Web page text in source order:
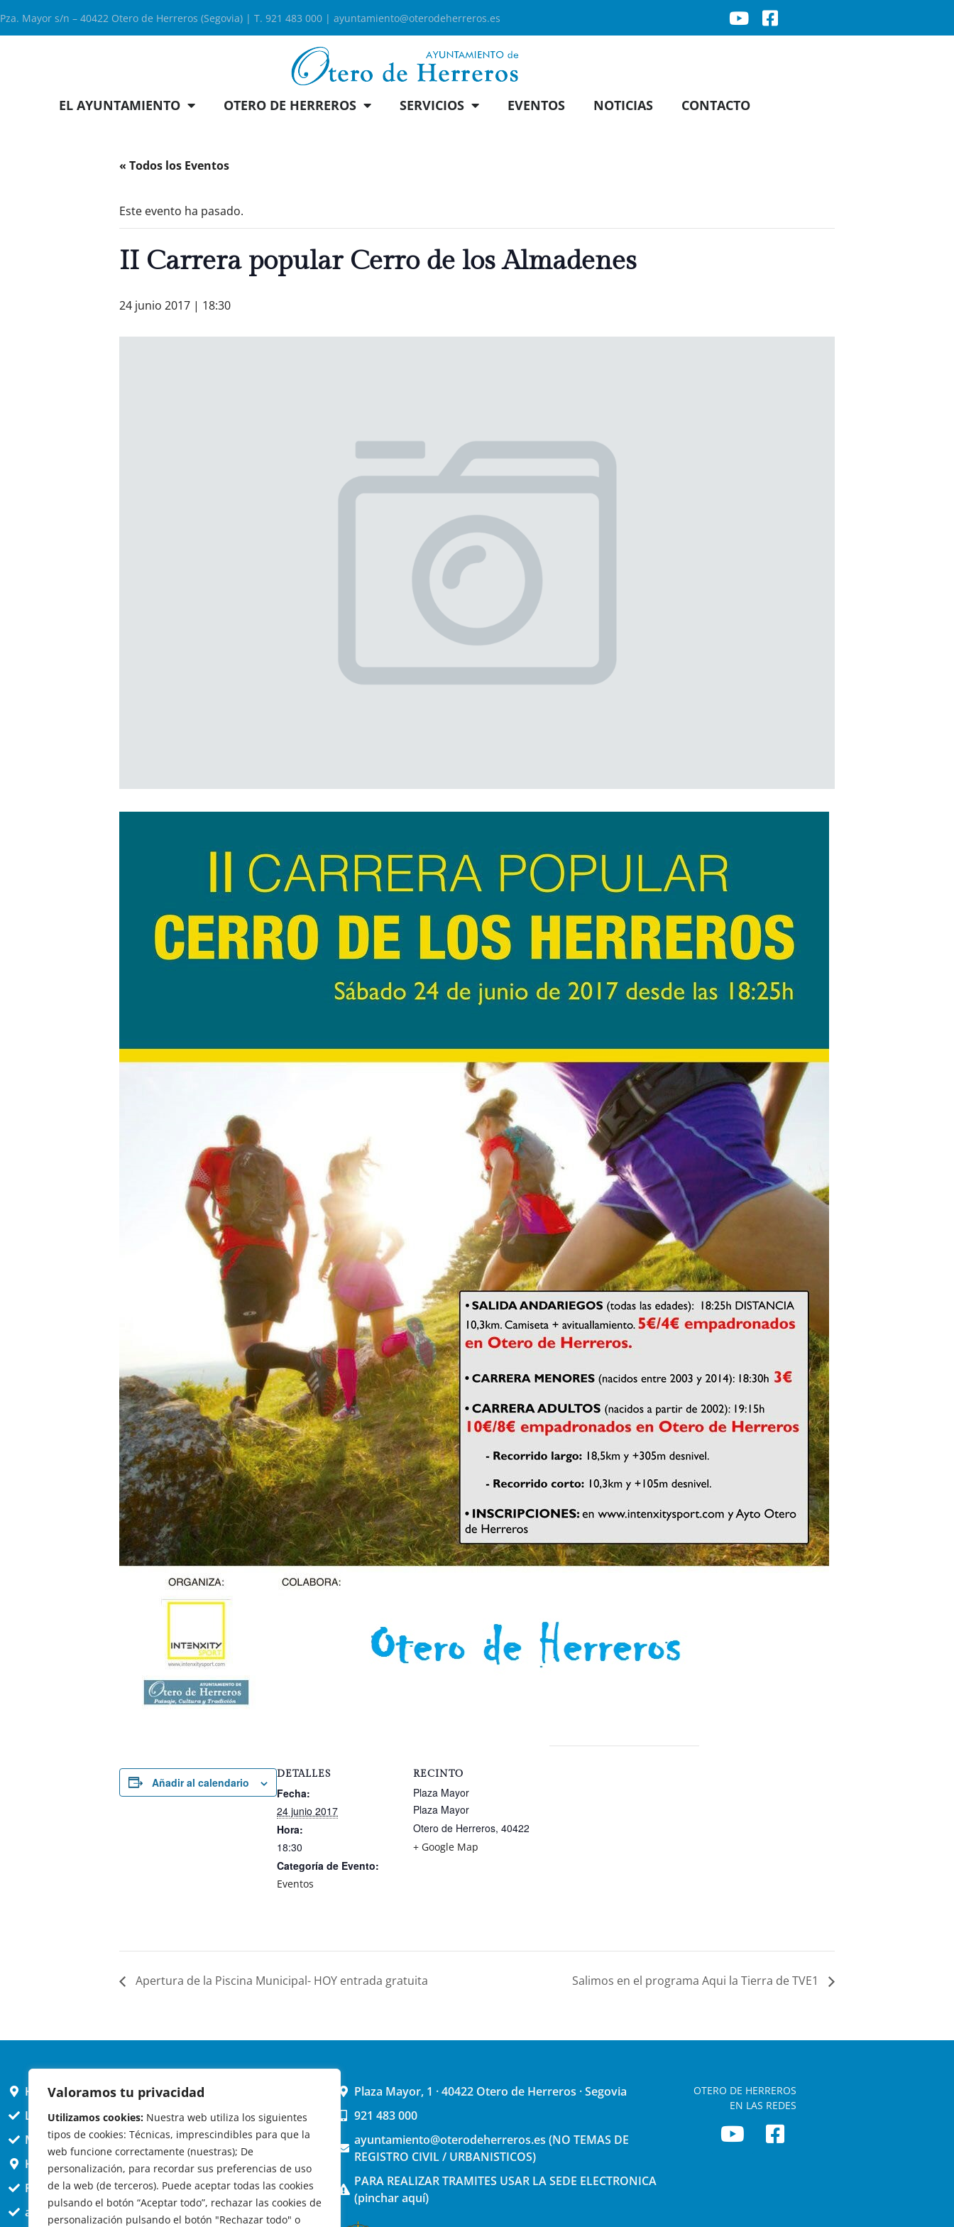
Valoramos tu privacidad
Utilizamos cookies: Nuestra web utiliza los siguientes
tipos de cookies: Técnicas, imprescindibles para que la
web funcione correctamente (nuestras); De
personalización, para recordar sus preferencias de uso
de la web (de terceros). Puede aceptar todas las cookies
pulsando el botón “Aceptar todo”, rechazar las cookies de
personalización pulsando el botón "Rechazar todo" o
Pza. Mayor s/n – 40422 Otero de Herreros (Segovia) | T. 921 483 000 | ayuntamiento@oterodeherreros.es
EL AYUNTAMIENTO OTERO DE HERREROS SERVICIOS EVENTOS NOTICIAS CONTACTO
« Todos los Eventos
Este evento ha pasado.
II Carrera popular Cerro de los Almadenes
24 junio 2017 | 18:30
Añadir al calendario
DETALLES
Fecha:
24 junio 2017
Hora:
18:30
Categoría de Evento:
Eventos
RECINTO
Plaza Mayor
Plaza Mayor
Otero de Herreros, 40422
+ Google Map
Apertura de la Piscina Municipal- HOY entrada gratuita Salimos en el programa Aqui la Tierra de TVE1
HORARIO AYUNTAMIENTO
L,X,J,V 9 a 14h
MARTES cerrado atención presencial
HORARIO ARQUITECTO
Presencial jueves 12h a 14:30
att. telefónica jueves 10 a 14:30h.
Plaza Mayor, 1 · 40422 Otero de Herreros · Segovia
921 483 000
ayuntamiento@oterodeherreros.es (NO TEMAS DE
REGISTRO CIVIL / URBANISTICOS)
PARA REALIZAR TRAMITES USAR LA SEDE ELECTRONICA
(pinchar aquí)
OTERO DE HERREROS
EN LAS REDES